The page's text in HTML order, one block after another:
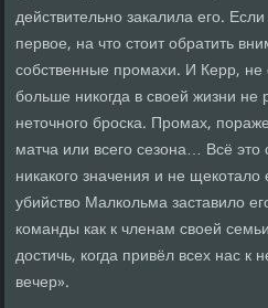
действительно закалила его.
первое, на что стоит обратить
собственные промахи. И Керр,
больше никогда в своей жизни не
неточного броска. Промах,
матча или всего сезона… Всё
никакого значения и не
убийство Малкольма заставило
команды как к членам своей
достичь, когда привёл всех нас к
вечер».